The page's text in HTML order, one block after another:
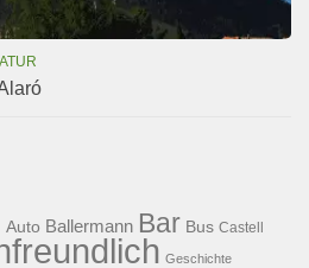
Auto Ballermann Bar Bus Castell
Geschichte